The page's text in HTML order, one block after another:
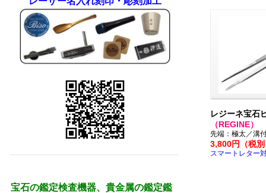
レジーネ宝石
（REGINE）
先端：極太／溝
3,800円（税
スマートレター
宝石の鑑定検査機器、貴金属の鑑定鑑